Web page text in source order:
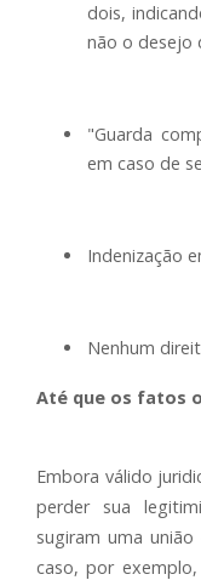
dois,
não o desejo
"Guarda
em caso de
Indenização
Nenhum
Até que os fatos
Embora válido
perder sua
sugiram uma
caso, por